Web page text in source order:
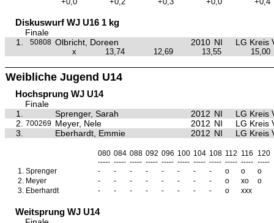
Diskuswurf WJ U16 1 kg
Finale
1.
50808 Olbricht, Doreen 2010 NI LG Kreis
x 13,74 12,69 13,55 15,00
Weibliche Jugend U14
Hochsprung WJ U14
Finale
1.
Sprenger, Sarah 2012 NI
LG Kreis
2.
700269 Meyer, Nele 2012 NI
LG Kreis
3.
Eberhardt, Emmie 2012 NI LG Kreis
080 084 088 092 096 100 104 108 112 116
120
----- ----- ----- ----- ----- ----- ----- ----- ----- ----- -----
1. Sprenger - - - - - - - - o o
o
2. Meyer - - - - - - - - o xo
o
3. Eberhardt - - - - - - - - o xxx
Weitsprung WJ U14